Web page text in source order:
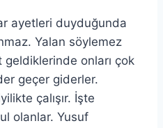
ayetleri duyduğunda
Yalan söylemez
onları çok
geçer giderler.
çalışır. İşte
olanlar. Yusuf